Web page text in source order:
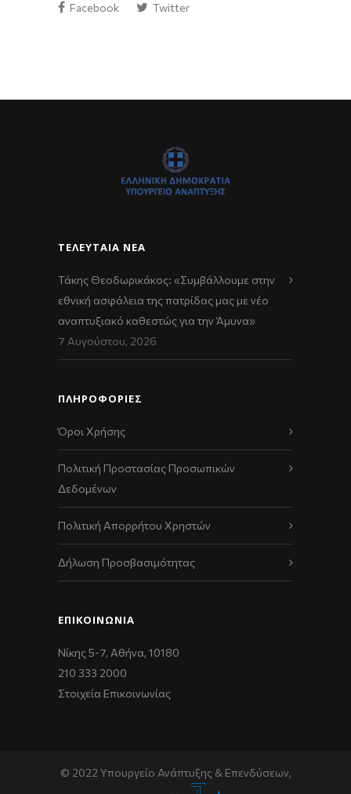
Facebook Twitter
ΤΕΛΕΥΤΑΊΑ ΝΈΑ
Τάκης Θεοδωρικάκος: «Συμβάλλουμε στην
εθνική ασφάλεια της πατρίδας μας με νέο
αναπτυξιακό καθεστώς για την Άμυνα»
7 Αυγούστου, 2026
ΠΛΗΡΟΦΟΡΙΕΣ
Όροι Χρήσης
Πολιτική Προστασίας Προσωπικών
Δεδομένων
Πολιτική Απορρήτου Χρηστών
Δήλωση Προσβασιμότητας
ΕΠΙΚΟΙΝΩΝΊΑ
Νίκης 5-7, Αθήνα, 10180
210 333 2000
Στοιχεία Επικοινωνίας
© 2022 Υπουργείο Ανάπτυξης & Επενδύσεων,